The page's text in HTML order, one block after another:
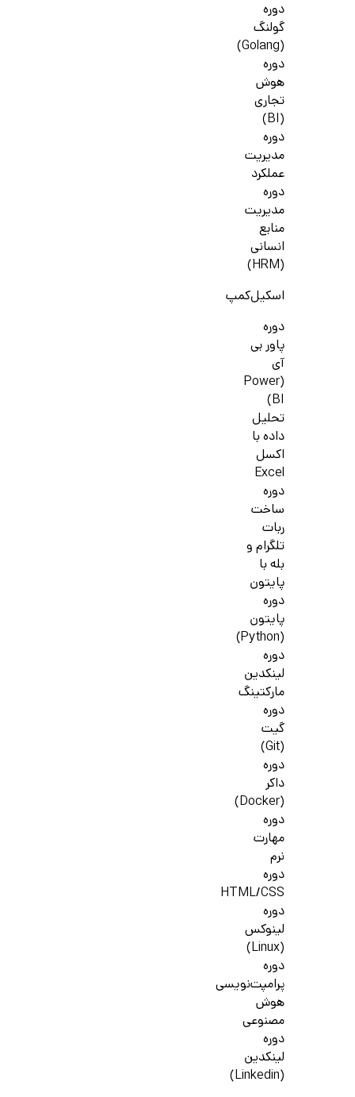
دوره
گولنگ
(Golang)
دوره
هوش
تجاری
(BI)
دوره
مدیریت
عملکرد
دوره
مدیریت
منابع
انسانی
(HRM)
اسکیل‌کمپ
دوره
پاور بی
آی
(Power
BI)
تحلیل
داده با
اکسل
Excel
دوره
ساخت
ربات
تلگرام و
بله با
پایتون
دوره
پایتون
(Python)
دوره
لینکدین
مارکتینگ
دوره
گیت
(Git)
دوره
داکر
(Docker)
دوره
مهارت
نرم
دوره
HTML/CSS
دوره
لینوکس
(Linux)
دوره
پرامپت‌نویسی
هوش
مصنوعی
دوره
لینکدین
(Linkedin)